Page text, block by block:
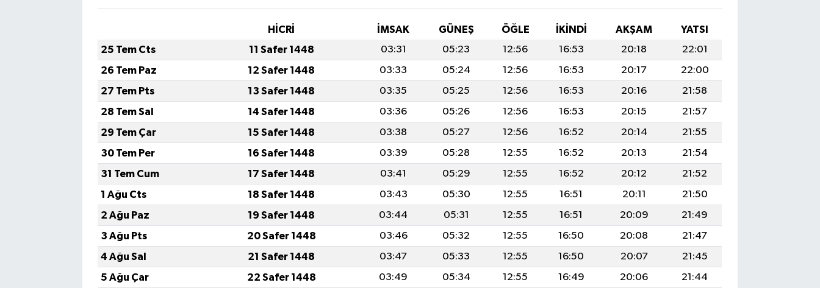
HİCRİ İMSAK GÜNEŞ ÖĞLE İKINDI AKŞAM
YATSI
25 Tem Cts
11 Safer 1448 03:31 05:23 12:56 16:53 20:18
22:01
26 Tem Paz
12 Safer 1448 03:33 05:24 12:56 16:53 20:17
22:00
27 Tem Pts
13 Safer 1448 03:35 05:25 12:56 16:53 20:16
21:58
28 Tem Sal
14 Safer 1448 03:36 05:26 12:56 16:53 20:15
21:57
29 Tem Çar
15 Safer 1448 03:38 05:27 12:56 16:52 20:14
21:55
30 Tem Per
16 Safer 1448 03:39 05:28 12:55 16:52 20:13
21:54
31 Tem Cum
17 Safer 1448 03:41 05:29 12:55 16:52 20:12
21:52
1 Ağu Cts
18 Safer 1448 03:43 05:30 12:55 16:51 20:11
21:50
2 Ağu Paz
19 Safer 1448 03:44 05:31 12:55 16:51 20:09
21:49
3 Ağu Pts
20 Safer 1448 03:46 05:32 12:55 16:50 20:08
21:47
4 Ağu Sal
21 Safer 1448 03:47 05:33 12:55 16:50 20:07
21:45
5 Ağu Çar
22 Safer 1448 03:49 05:34 12:55 16:49 20:06
21:44
Bilim, Teknoloji